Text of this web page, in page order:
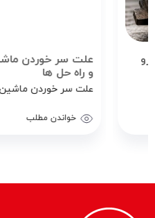
علت سر خوردن ماشین
و راه‌ حل‌ ها
علت سر خوردن ماشین هنگام
خواندن مطلب